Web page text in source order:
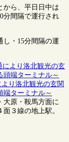
から、平日日中は
分間隔で運行され
し・15分間隔の運
り洛北観光の玄関
端ターミナル～
大原・鞍馬方面に
３線の地上駅。